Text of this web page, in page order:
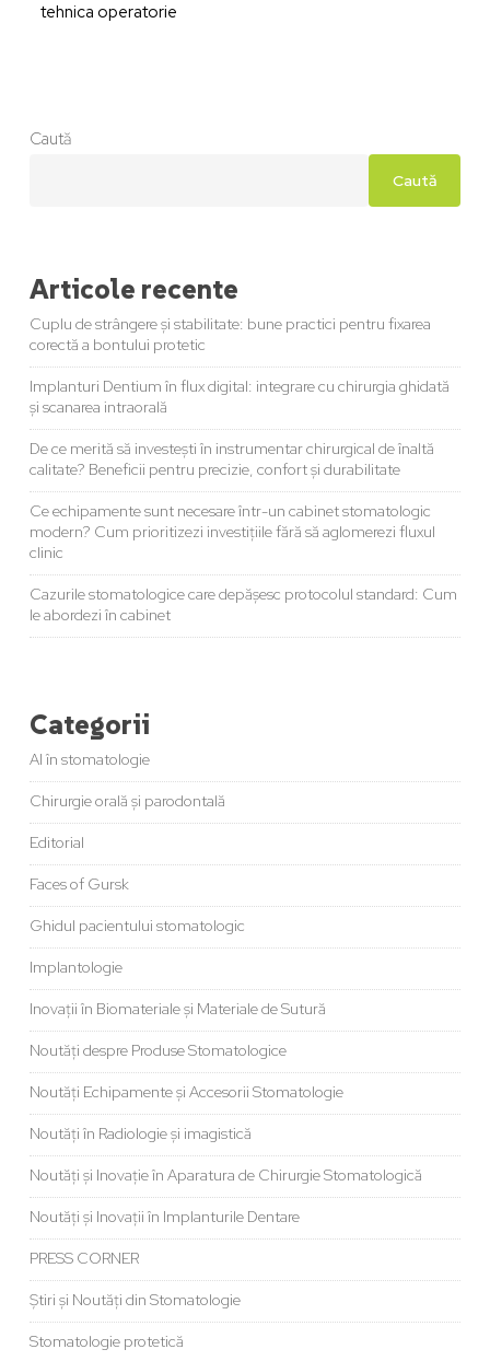
tehnica operatorie
Caută
Caută
Articole recente
Cuplu de strângere și stabilitate: bune practici pentru fixarea
corectă a bontului protetic
Implanturi Dentium în flux digital: integrare cu chirurgia ghidată
și scanarea intraorală
De ce merită să investești în instrumentar chirurgical de înaltă
calitate? Beneficii pentru precizie, confort și durabilitate
Ce echipamente sunt necesare într-un cabinet stomatologic
modern? Cum prioritizezi investițiile fără să aglomerezi fluxul
clinic
Cazurile stomatologice care depășesc protocolul standard: Cum
le abordezi în cabinet
Categorii
AI în stomatologie
Chirurgie orală și parodontală
Editorial
Faces of Gursk
Ghidul pacientului stomatologic
Implantologie
Inovații în Biomateriale și Materiale de Sutură
Noutăți despre Produse Stomatologice
Noutăți Echipamente și Accesorii Stomatologie
Noutăți în Radiologie și imagistică
Noutăți și Inovație în Aparatura de Chirurgie Stomatologică
Noutăți și Inovații în Implanturile Dentare
PRESS CORNER
Știri și Noutăți din Stomatologie
Stomatologie protetică